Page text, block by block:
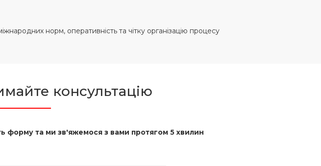
норм, оперативність та чітку організацію процесу
консультацію
форму та ми зв'яжемося з вами протягом 5 хвилин